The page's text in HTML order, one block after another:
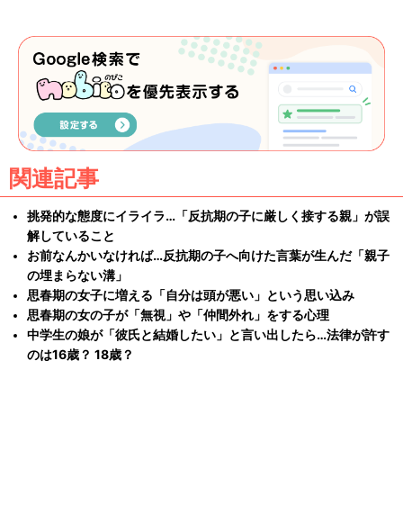
関連記事
挑発的な態度にイライラ…「反抗期の子に厳しく接する親」が誤
解していること
お前なんかいなければ…反抗期の子へ向けた言葉が生んだ「親子
の埋まらない溝」
思春期の女子に増える「自分は頭が悪い」という思い込み
思春期の女の子が「無視」や「仲間外れ」をする心理
中学生の娘が「彼氏と結婚したい」と言い出したら…法律が許す
のは16歳？ 18歳？